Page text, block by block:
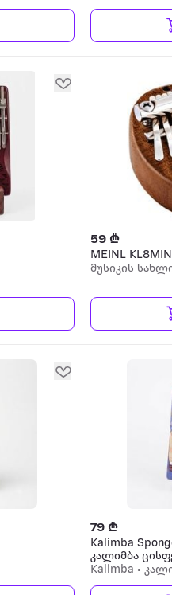
59 ₾
MEINL
მუსიკის
79 ₾
Kalimba
კალიმბა
Kalimba •